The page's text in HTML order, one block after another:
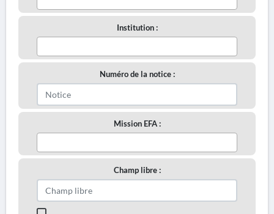
Institution :
Numéro de la notice :
Mission EFA :
Champ libre :